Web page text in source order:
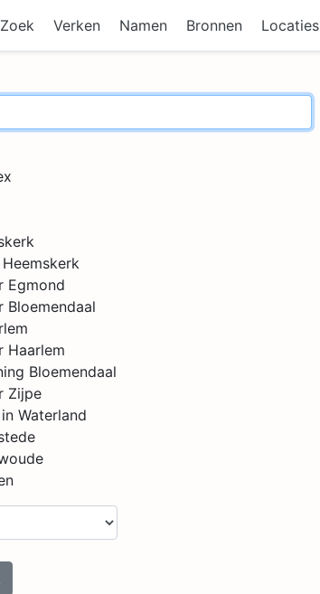
Zoek Verken Namen Bronnen Locaties
Egmond
Bloemendaal
Haarlem
Bloemendaal
Zijpe
Waterland